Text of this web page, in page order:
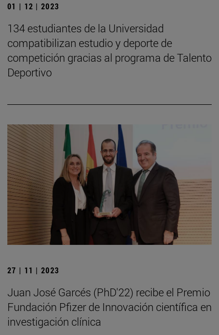
01 | 12 | 2023
134 estudiantes de la Universidad
compatibilizan estudio y deporte de
competición gracias al programa de Talento
Deportivo
27 | 11 | 2023
Juan José Garcés (PhD'22) recibe el Premio
Fundación Pfizer de Innovación científica en
investigación clínica